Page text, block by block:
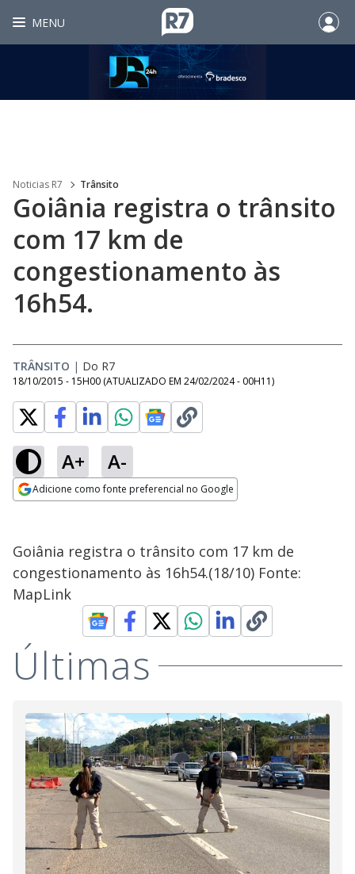
MENU
Noticias R7 Trânsito
Goiânia registra o trânsito
com 17 km de
congestionamento às
16h54.
TRÂNSITO | Do R7
18/10/2015 - 15H00 (ATUALIZADO EM 24/02/2024 - 00H11)
A+ A-
Adicione como fonte preferencial no Google
Goiânia registra o trânsito com 17 km de
congestionamento às 16h54.(18/10) Fonte:
MapLink
Últimas